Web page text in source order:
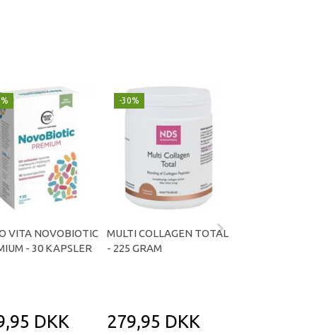
VITA NOVOBIOTIC
- 30 KAPSLER
DKK
-30%
MULTI COLLAGEN TOTAL
- 225 GRAM
279,95 DKK